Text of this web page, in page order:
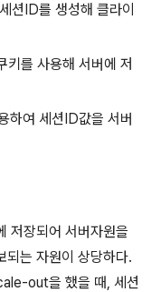
션ID를 생성해 클라이
키를 사용해 서버에 저
하여 세션ID값을 서버
저장되어 서버자원을
되는 자원이 상당하다.
out을 했을 때, 세션